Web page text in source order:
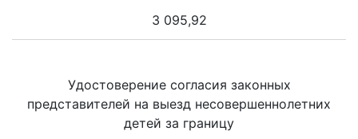
3 095,92
Удостоверение согласия законных
представителей на выезд несовершеннолетних
детей за границу